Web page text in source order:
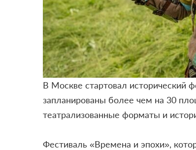
В Москве стартовал исторический
запланированы более чем на 30
театрализованные форматы и
Фестиваль «Времена и эпохи»,